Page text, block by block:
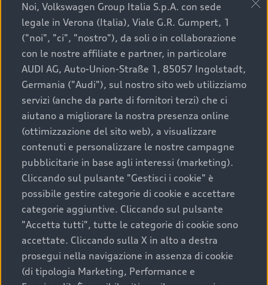
A breve verrai ricontattato dal Customer Care
Audi Center o direttamente dal Concessionario
che ti supporterà per finalizzare la tua richiesta.
La qualità di acquistare
un’auto usata Audi
Scegliere un’auto usata è una decisione che coniuga
convenienza, affidabilità e sostenibilità. Per fare un
acquisto sicuro, è essenziale considerare aspetti
determinanti come la garanzia inclusa e l’affidabilità del
marchio. Audi offre l’auto usata perfetta tramite Audi
Prima Scelta :plus
Noi, Volkswagen Group Italia S.p.A. con sede
legale in Verona (Italia), Viale G.R. Gumpert, 1
("noi", "ci", "nostro"), da soli o in collaborazione
con le nostre affiliate e partner, in particolare
AUDI AG, Auto-Union-Straße 1, 85057 Ingolstadt,
Germania ("Audi"), sul nostro sito web utilizziamo
servizi (anche da parte di fornitori terzi) che ci
aiutano a migliorare la nostra presenza online
(ottimizzazione del sito web), a visualizzare
contenuti e personalizzare le nostre campagne
pubblicitarie in base agli interessi (marketing).
Cliccando sul pulsante "Gestisci i cookie" è
possibile gestire categorie di cookie e accettare
categorie aggiuntive. Cliccando sul pulsante
"Accetta tutti", tutte le categorie di cookie sono
accettate. Cliccando sulla X in alto a destra
prosegui nella navigazione in assenza di cookie
(di tipologia Marketing, Performance e